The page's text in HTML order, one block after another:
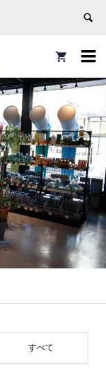


すべて